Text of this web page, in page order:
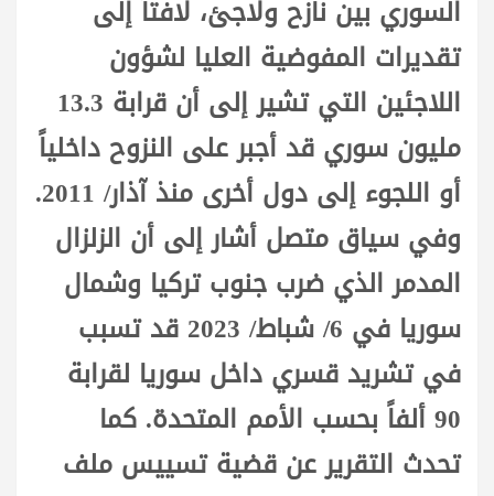
السوري بين نازح ولاجئ، لافتاً إلى
تقديرات المفوضية العليا لشؤون
اللاجئين التي تشير إلى أن قرابة 13.3
مليون سوري قد أجبر على النزوح داخلياً
أو اللجوء إلى دول أخرى منذ آذار/ 2011.
وفي سياق متصل أشار إلى أن الزلزال
المدمر الذي ضرب جنوب تركيا وشمال
سوريا في 6/ شباط/ 2023 قد تسبب
في تشريد قسري داخل سوريا لقرابة
90 ألفاً بحسب الأمم المتحدة. كما
تحدث التقرير عن قضية تسييس ملف